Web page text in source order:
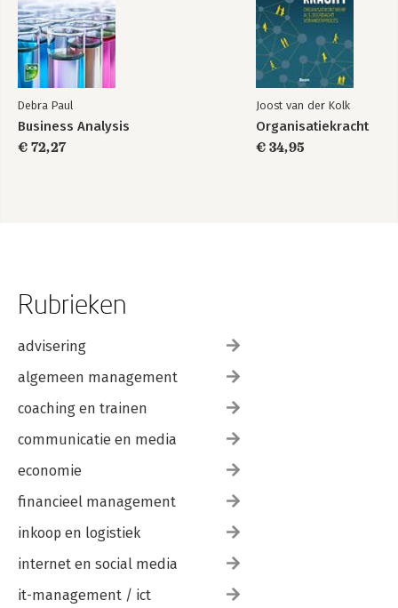
Debra Paul
Business Analysis
€ 72,27
Joost van der Kolk
Organisatiekracht
€ 34,95
Rubrieken
advisering
algemeen management
coaching en trainen
communicatie en media
economie
financieel management
inkoop en logistiek
internet en social media
it-management / ict